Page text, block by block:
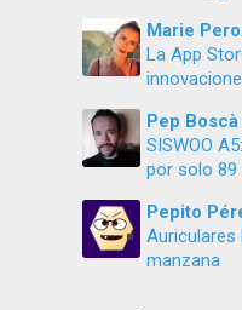
Marie
La App
Pep Boscà
SISWOO
por solo 89
Pepito
Auriculares
manzana